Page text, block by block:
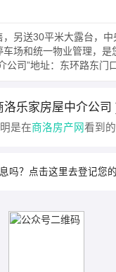
另送30平米大露台，中
场和统一物业管理，是
公司”地址：东环路东门
洛乐家房屋中介公司
是在商洛房产网看到的
吗？点击这里去登记您的